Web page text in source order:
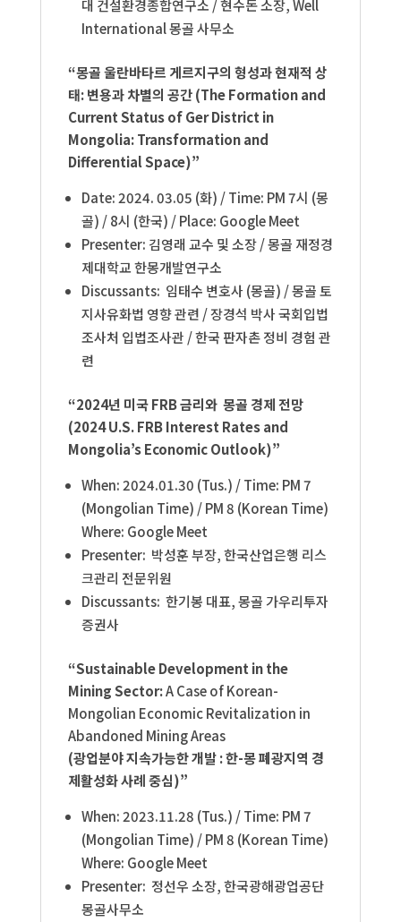
대 건설환경종합연구소 /현수돈 소장, Well
International 몽골 사무소
“몽골 울란바타르 게르지구의 형성과 현재적 상
태: 변용과 차별의 공간 (The Formation and
Current Status of Ger District in
Mongolia: Transformation and
Differential Space)”
Date: 2024. 03.05 (화) / Time: PM 7시 (몽
골) / 8시 (한국) / Place: Google Meet
Presenter: 김영래 교수 및 소장/몽골 재정경
제대학교 한몽개발연구소
Discussants: 임태수 변호사 (몽골) /몽골 토
지사유화법 영향 관련 / 장경석 박사 국회입법
조사처 입법조사관 /한국 판자촌 정비 경험 관
련
“2024년 미국 FRB 금리와 몽골 경제 전망
(2024 U.S. FRB Interest Rates and
Mongolia’s Economic Outlook)”
When: 2024.01.30 (Tus.) /Time: PM 7
(Mongolian Time) / PM 8 (Korean Time)
Where: Google Meet
Presenter: 박성훈 부장, 한국산업은행 리스
크관리 전문위원
Discussants: 한기봉 대표, 몽골 가우리투자
증권사
“Sustainable Development in the
Mining Sector:A Case of Korean-
Mongolian Economic Revitalization in
Abandoned Mining Areas
(광업분야 지속가능한 개발 : 한-몽 폐광지역 경
제활성화 사례 중심)”
When: 2023.11.28 (Tus.) /Time: PM 7
(Mongolian Time) / PM 8 (Korean Time)
Where: Google Meet
Presenter: 정선우 소장, 한국광해광업공단
몽골사무소